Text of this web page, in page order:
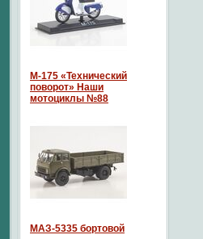
М-175 «Технический
поворот» Наши
мотоциклы №88
МАЗ-5335 бортовой